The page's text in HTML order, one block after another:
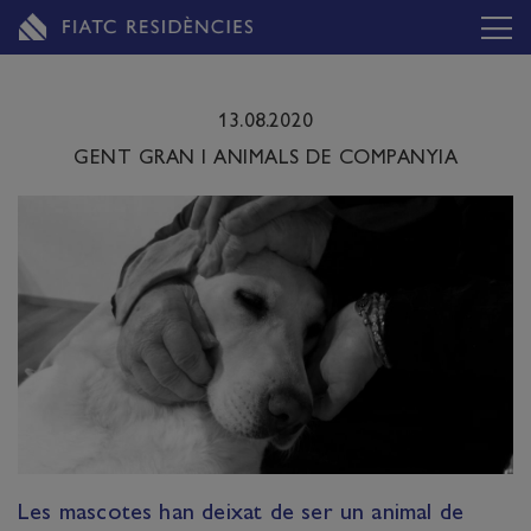
13.08.2020
GENT GRAN I ANIMALS DE COMPANYIA
Les mascotes han deixat de ser un animal de